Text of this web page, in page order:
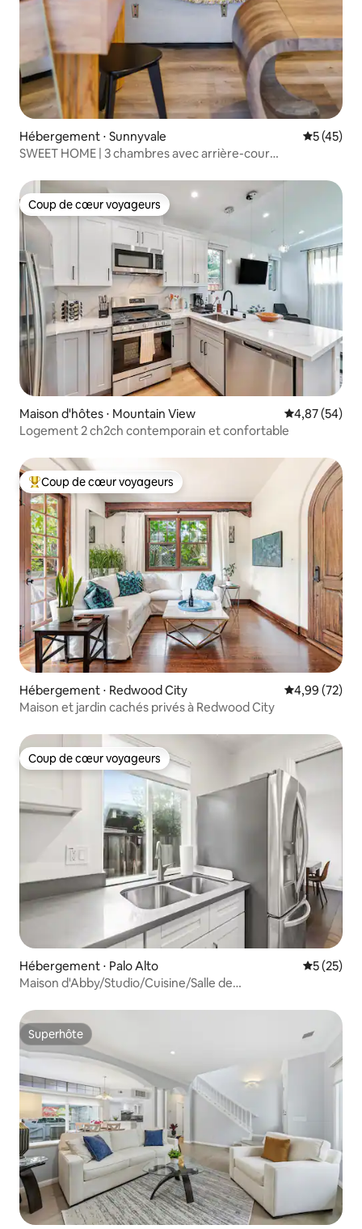
Hébergement ⋅ Sunnyvale
5 (45)
SWEET HOME | 3 chambres avec arrière-cour
Coup de cœur voyageurs
Coup de cœur voyageurs
Maison d'hôtes ⋅ Mountain View Évaluation
4,87 (54)
Logement 2 ch2ch contemporain et confortable
Coups de cœur voyageurs les plus appréciés
Coup de cœur voyageurs
Hébergement ⋅ Redwood City Évaluation
4,99 (72)
Maison et jardin cachés privés à Redwood City
Coup de cœur voyageurs
Coup de cœur voyageurs
Hébergement ⋅ Palo Alto
5 (25)
Maison d'Abby/Studio/Cuisine/Salle de
Superhôte
Superhôte